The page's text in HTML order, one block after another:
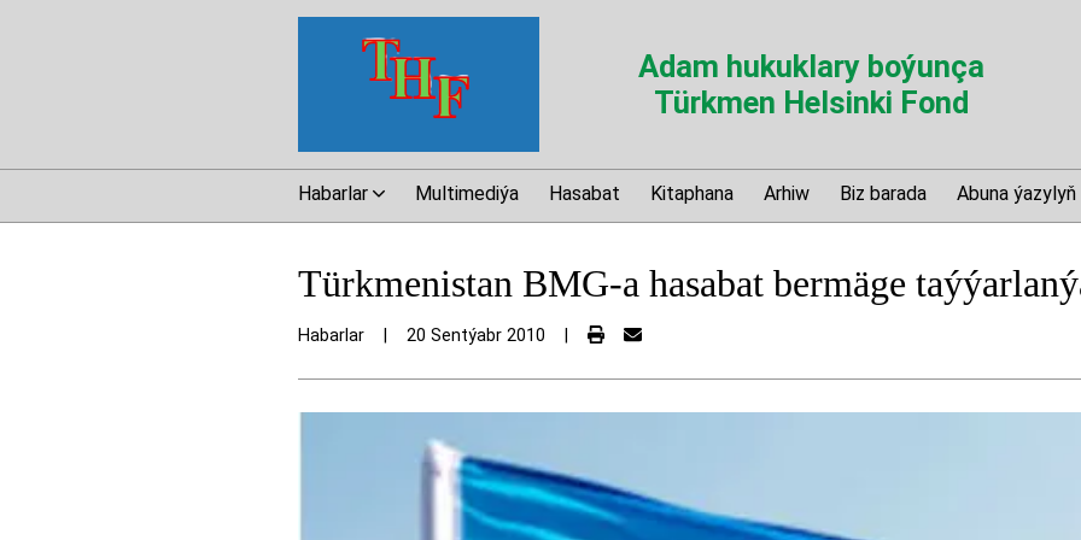
Adam hukuklary boýunça
Türkmen Helsinki Fond
Habarlar Multimediýa Hasabat Kitaphana Arhiw Biz barada Abuna ýazylyň
Türkmenistan BMG-a hasabat bermäge
Habarlar 20 Sentýabr 2010